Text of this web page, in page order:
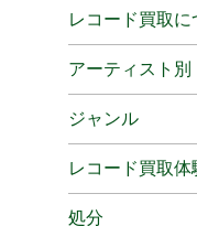
レコード買取
アーティスト別
ジャンル
レコード買取体
処分